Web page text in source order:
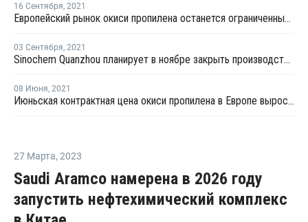
16 Сентября, 2021
Европейский рынок окиси пропилена останется ограниченным в четвертом квартале
03 Сентября, 2021
Sinochem Quanzhou планирует в ноябре закрыть производство окиси пропилена в Китае
08 Июня, 2021
Июньская контрактная цена окиси пропилена в Европе выросла на EUR32 за тонну
27 Марта, 2023
Saudi Aramco намерена в 2026 году
запустить нефтехимический комплекс